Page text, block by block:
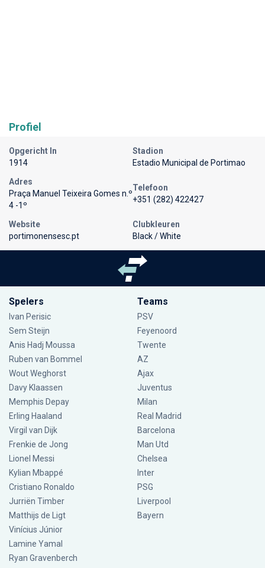
Profiel
Opgericht In
1914
Stadion
Estadio Municipal de Portimao
Adres
Praça Manuel Teixeira Gomes n.º
4 -1º
Telefoon
+351 (282) 422427
Website
portimonensesc.pt
Clubkleuren
Black / White
Spelers
Ivan Perisic
Sem Steijn
Anis Hadj Moussa
Ruben van Bommel
Wout Weghorst
Davy Klaassen
Memphis Depay
Erling Haaland
Virgil van Dijk
Frenkie de Jong
Lionel Messi
Kylian Mbappé
Cristiano Ronaldo
Jurriën Timber
Matthijs de Ligt
Vinícius Júnior
Lamine Yamal
Ryan Gravenberch
Teams
PSV
Feyenoord
Twente
AZ
Ajax
Juventus
Milan
Real Madrid
Barcelona
Man Utd
Chelsea
Inter
PSG
Liverpool
Bayern